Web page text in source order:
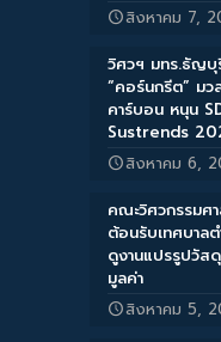
สิงหาคม 7,
วิศวฯ มทร.ธัญบุ
“คอร์นกรีต” มว
คาร์บอน หนุน
Sustrends
สิงหาคม 6,
คณะวิศวกรรมศ
ต้อนรับเทศบาล
ดูงานแปรรูปวัส
มูลค่า
สิงหาคม 5,